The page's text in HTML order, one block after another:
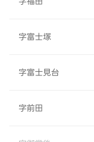
字富士塚
字富士見台
字前田